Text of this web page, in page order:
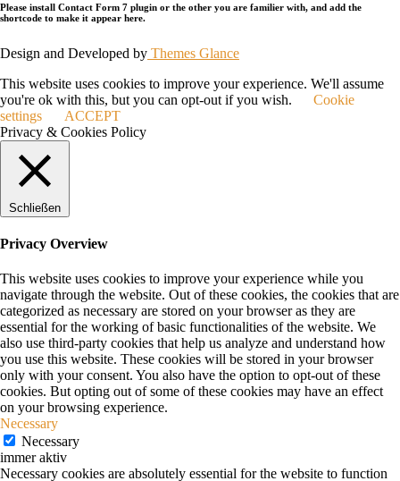
Please install Contact Form 7 plugin or the other you are familier with, and add the
shortcode to make it appear here.
Design and Developed by Themes Glance
This website uses cookies to improve your experience. We'll assume
you're ok with this, but you can opt-out if you wish.
Cookie
settings
ACCEPT
Privacy & Cookies Policy
Schließen
Privacy Overview
This website uses cookies to improve your experience while you
navigate through the website. Out of these cookies, the cookies that are
categorized as necessary are stored on your browser as they are
essential for the working of basic functionalities of the website. We
also use third-party cookies that help us analyze and understand how
you use this website. These cookies will be stored in your browser
only with your consent. You also have the option to opt-out of these
cookies. But opting out of some of these cookies may have an effect
on your browsing experience.
Necessary
Necessary
immer aktiv
Necessary cookies are absolutely essential for the website to function